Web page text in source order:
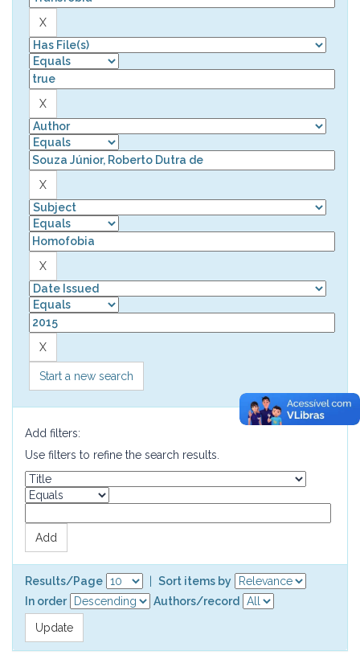
Start a new search
Add filters:
Use filters to refine the search results.
Results/Page
Sort items by
In order
Authors/record